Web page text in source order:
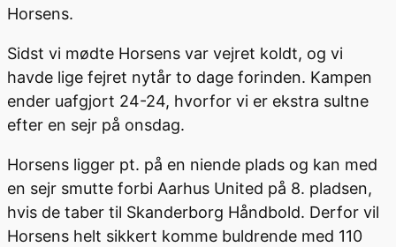
Horsens.
Sidst vi mødte Horsens var vejret koldt, og vi
havde lige fejret nytår to dage forinden. Kampen
ender uafgjort 24-24, hvorfor vi er ekstra sultne
efter en sejr på onsdag.
Horsens ligger pt. på en niende plads og kan med
en sejr smutte forbi Aarhus United på 8. pladsen,
hvis de taber til Skanderborg Håndbold. Derfor vil
Horsens helt sikkert komme buldrende med 110